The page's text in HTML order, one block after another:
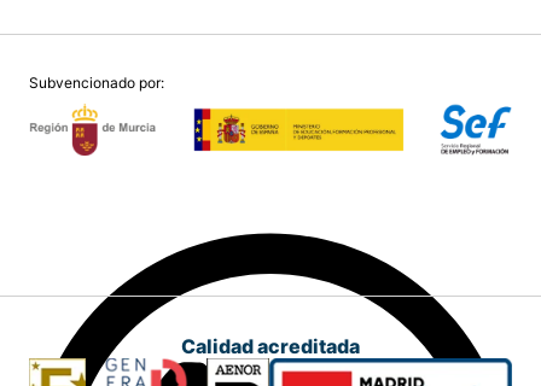
Subvencionado por:
Calidad acreditada